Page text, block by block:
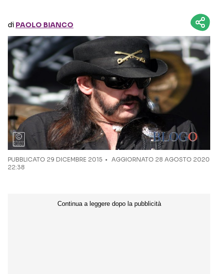
Seguici sui social
di PAOLO BIANCO
PUBBLICATO 29 DICEMBRE 2015
AGGIORNATO 28 AGOSTO 2020
22:38